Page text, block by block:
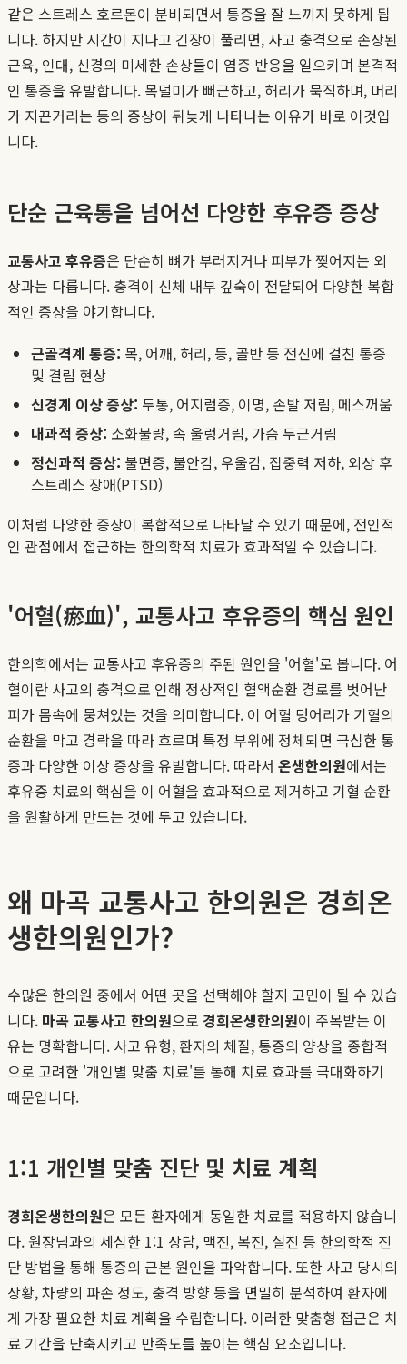
같은 스트레스 호르몬이 분비되면서 통증을 잘 느끼지 못하게 됩
니다. 하지만 시간이 지나고 긴장이 풀리면, 사고 충격으로 손상된
근육, 인대, 신경의 미세한 손상들이 염증 반응을 일으키며 본격적
인 통증을 유발합니다. 목덜미가 뻐근하고, 허리가 묵직하며, 머리
가 지끈거리는 등의 증상이 뒤늦게 나타나는 이유가 바로 이것입
니다.
단순 근육통을 넘어선 다양한 후유증 증상
교통사고 후유증은 단순히 뼈가 부러지거나 피부가 찢어지는 외
상과는 다릅니다. 충격이 신체 내부 깊숙이 전달되어 다양한 복합
적인 증상을 야기합니다.
근골격계 통증: 목, 어깨, 허리, 등, 골반 등 전신에 걸친 통증
및 결림 현상
신경계 이상 증상: 두통, 어지럼증, 이명, 손발 저림, 메스꺼움
내과적 증상: 소화불량, 속 울렁거림, 가슴 두근거림
정신과적 증상: 불면증, 불안감, 우울감, 집중력 저하, 외상 후
스트레스 장애(PTSD)
이처럼 다양한 증상이 복합적으로 나타날 수 있기 때문에, 전인적
인 관점에서 접근하는 한의학적 치료가 효과적일 수 있습니다.
'어혈(瘀血)', 교통사고 후유증의 핵심 원인
한의학에서는 교통사고 후유증의 주된 원인을 '어혈'로 봅니다. 어
혈이란 사고의 충격으로 인해 정상적인 혈액순환 경로를 벗어난
피가 몸속에 뭉쳐있는 것을 의미합니다. 이 어혈 덩어리가 기혈의
순환을 막고 경락을 따라 흐르며 특정 부위에 정체되면 극심한 통
증과 다양한 이상 증상을 유발합니다. 따라서 온생한의원에서는
후유증 치료의 핵심을 이 어혈을 효과적으로 제거하고 기혈 순환
을 원활하게 만드는 것에 두고 있습니다.
왜 마곡 교통사고 한의원은 경희온
생한의원인가?
수많은 한의원 중에서 어떤 곳을 선택해야 할지 고민이 될 수 있습
니다. 마곡 교통사고 한의원으로 경희온생한의원이 주목받는 이
유는 명확합니다. 사고 유형, 환자의 체질, 통증의 양상을 종합적
으로 고려한 '개인별 맞춤 치료'를 통해 치료 효과를 극대화하기
때문입니다.
1:1 개인별 맞춤 진단 및 치료 계획
경희온생한의원은 모든 환자에게 동일한 치료를 적용하지 않습니
다. 원장님과의 세심한 1:1 상담, 맥진, 복진, 설진 등 한의학적 진
단 방법을 통해 통증의 근본 원인을 파악합니다. 또한 사고 당시의
상황, 차량의 파손 정도, 충격 방향 등을 면밀히 분석하여 환자에
게 가장 필요한 치료 계획을 수립합니다. 이러한 맞춤형 접근은 치
료 기간을 단축시키고 만족도를 높이는 핵심 요소입니다.